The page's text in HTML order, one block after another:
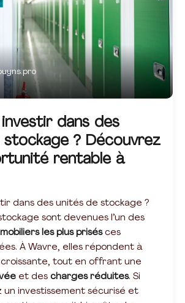
dans des
stockage ? Découvrez
rentable à
dans des unités de stockage ?
sont devenues l’un des
les plus prisésces
À Wavre, elles répondent à
tout en offrant une
et des charges réduites. Si
un investissement sécurisé et